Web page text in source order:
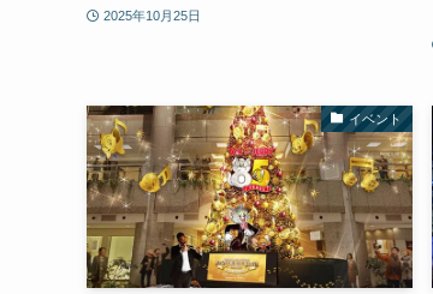
2025年10月25日
イベント